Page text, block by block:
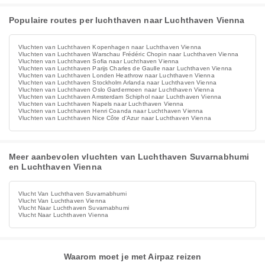
Populaire routes per luchthaven naar Luchthaven Vienna
Vluchten van Luchthaven Kopenhagen naar Luchthaven Vienna
Vluchten van Luchthaven Warschau Frédéric Chopin naar Luchthaven Vienna
Vluchten van Luchthaven Sofia naar Luchthaven Vienna
Vluchten van Luchthaven Parijs Charles de Gaulle naar Luchthaven Vienna
Vluchten van Luchthaven Londen Heathrow naar Luchthaven Vienna
Vluchten van Luchthaven Stockholm Arlanda naar Luchthaven Vienna
Vluchten van Luchthaven Oslo Gardermoen naar Luchthaven Vienna
Vluchten van Luchthaven Amsterdam Schiphol naar Luchthaven Vienna
Vluchten van Luchthaven Napels naar Luchthaven Vienna
Vluchten van Luchthaven Henri Coanda naar Luchthaven Vienna
Vluchten van Luchthaven Nice Côte d'Azur naar Luchthaven Vienna
Meer aanbevolen vluchten van Luchthaven Suvarnabhumi
en Luchthaven Vienna
Vlucht Van Luchthaven Suvarnabhumi
Vlucht Van Luchthaven Vienna
Vlucht Naar Luchthaven Suvarnabhumi
Vlucht Naar Luchthaven Vienna
Waarom moet je met Airpaz reizen